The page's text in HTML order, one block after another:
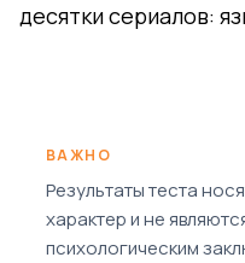
десятки сериалов:
ВАЖНО
Результаты теста
характер и не
психологическим